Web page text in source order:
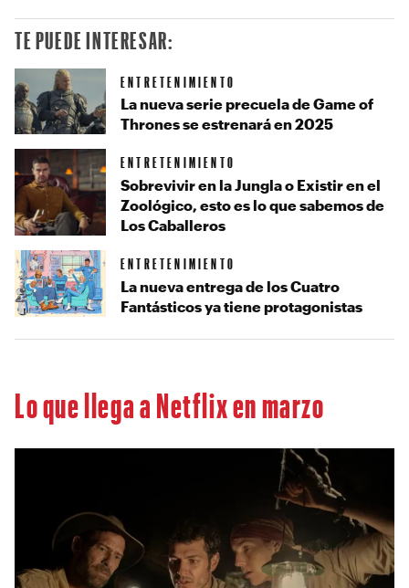
Lo que llega a Netflix en marzo
TE PUEDE INTERESAR:
ENTRETENIMIENTO
La nueva serie precuela de Game of
Thrones se estrenará en 2025
ENTRETENIMIENTO
Sobrevivir en la Jungla o Existir en el
Zoológico, esto es lo que sabemos de
Los Caballeros
ENTRETENIMIENTO
La nueva entrega de los Cuatro
Fantásticos ya tiene protagonistas